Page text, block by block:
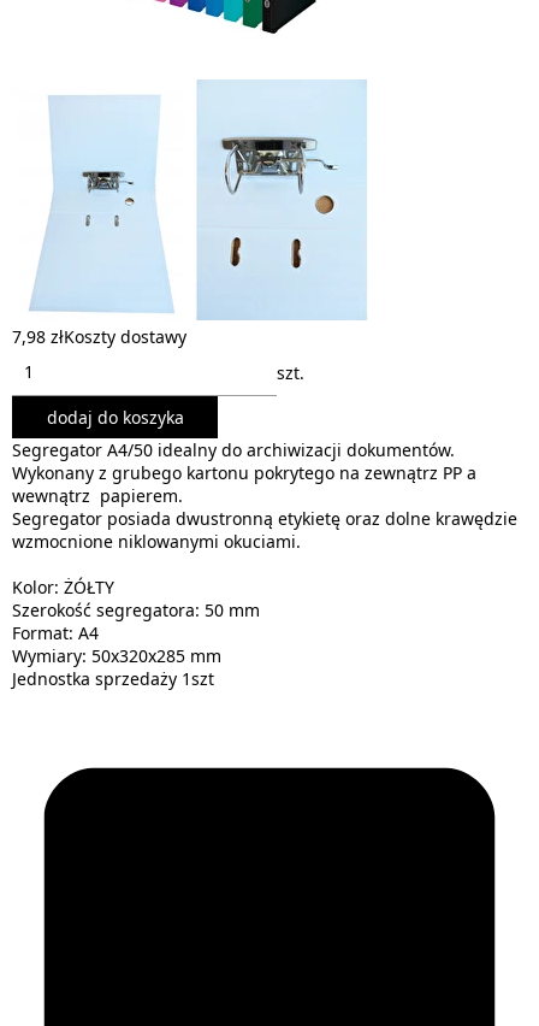
7,98 złKoszty dostawy
szt.
dodaj do koszyka
Segregator A4/50 idealny do archiwizacji dokumentów.
Wykonany z grubego kartonu pokrytego na zewnątrz PP a
wewnątrz papierem.
Segregator posiada dwustronną etykietę oraz dolne krawędzie
wzmocnione niklowanymi okuciami.
Kolor: ŻÓŁTY
Szerokość segregatora: 50 mm
Format: A4
Wymiary: 50x320x285 mm
Jednostka sprzedaży 1szt